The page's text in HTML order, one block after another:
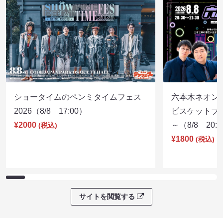
ショータイムのペンミタイムフェス
2026（8/8 17:00）
¥2000 (税込)
六本木ネオン
ビスケットブ
～（8/8
¥1800 (税込)
サイトを閲覧する